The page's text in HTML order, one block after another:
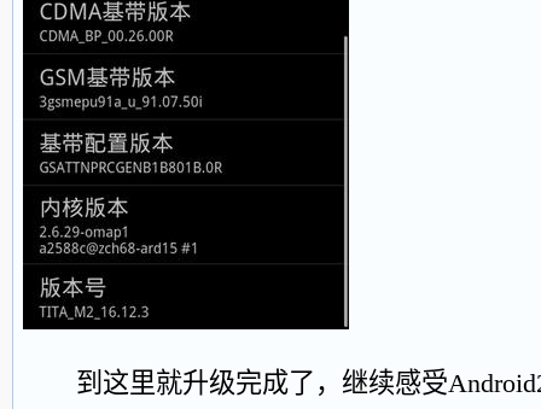
到这里就升级完成了，继续感受